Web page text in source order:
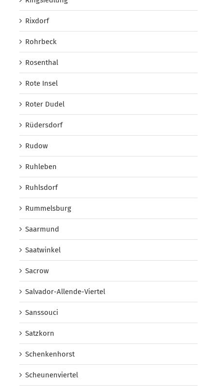
Rixdorf
Rohrbeck
Rosenthal
Rote Insel
Roter Dudel
Rüdersdorf
Rudow
Ruhleben
Ruhlsdorf
Rummelsburg
Saarmund
Saatwinkel
Sacrow
Salvador-Allende-Viertel
Sanssouci
Satzkorn
Schenkenhorst
Scheunenviertel